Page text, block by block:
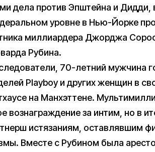
дела против Эпштейна и Дидди,
уровне в Нью-Йорке
миллиардера Джорджа
Рубина.
70-летний мужчина
Playboy и других женщин в
на Манхэттене.
вознаграждение за интим, но в
истязаниям, оставлявшим
Вместе с Рубином была